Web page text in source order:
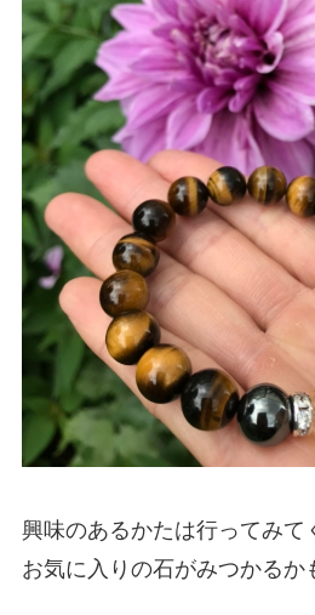
興味のあるかたは行ってみて
お気に入りの石がみつかるか